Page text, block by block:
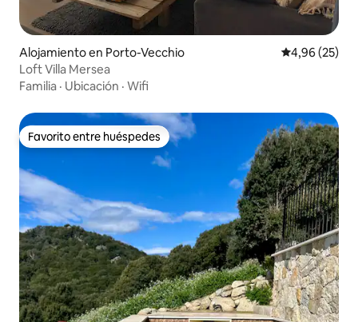
Alojamiento en Porto-Vecchio Calificación
4,96 (25)
Loft Villa Mersea
Familia · Ubicación · Wifi
Favorito entre huéspedes
Favorito entre huéspedes